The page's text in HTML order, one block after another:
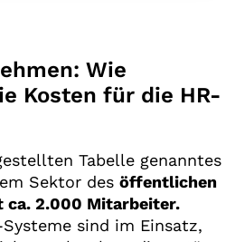
Wie
Kosten für die HR-
Tabelle genanntes
Sektor des öffentlichen
ca. 2.000 Mitarbeiter.
Systeme sind im Einsatz,